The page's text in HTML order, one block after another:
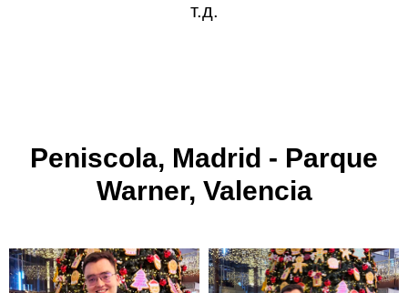
т.д.
Peniscola, Madrid - Parque
Warner, Valencia